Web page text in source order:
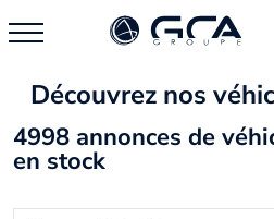
Découvrez nos
4998 annonces de
en stock